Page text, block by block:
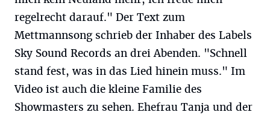
regelrecht darauf." Der Text zum
Mettmannsong schrieb der Inhaber des Labels
Sky Sound Records an drei Abenden. "Schnell
stand fest, was in das Lied hinein muss." Im
Video ist auch die kleine Familie des
Showmasters zu sehen. Ehefrau Tanja und der